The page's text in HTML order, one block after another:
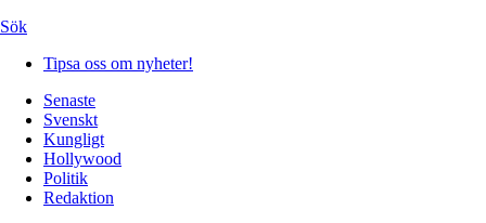
Sök
Tipsa oss om nyheter!
Senaste
Svenskt
Kungligt
Hollywood
Politik
Redaktion